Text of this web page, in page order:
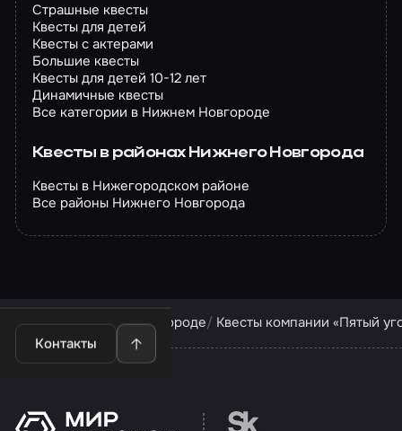
Страшные квесты
Квесты для детей
Квесты с актерами
Большие квесты
Квесты для детей 10-12 лет
Динамичные квесты
Все категории в Нижнем Новгороде
Квесты в районах Нижнего Новгорода
Квесты в Нижегородском районе
Все районы Нижнего Новгорода
Контакты
Квесты в Нижнем Новгороде Квесты компании «Пятый
Перейти на сайт